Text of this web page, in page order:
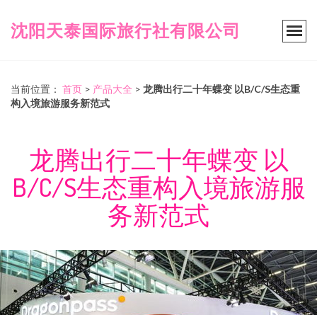
沈阳天泰国际旅行社有限公司
当前位置： 首页 > 产品大全 > 龙腾出行二十年蝶变 以B/C/S生态重
构入境旅游服务新范式
龙腾出行二十年蝶变 以
B/C/S生态重构入境旅游服
务新范式